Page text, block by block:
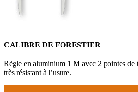
CALIBRE DE FORESTIER
Règle en aluminium 1 M avec 2 pointes de
très résistant à l’usure.